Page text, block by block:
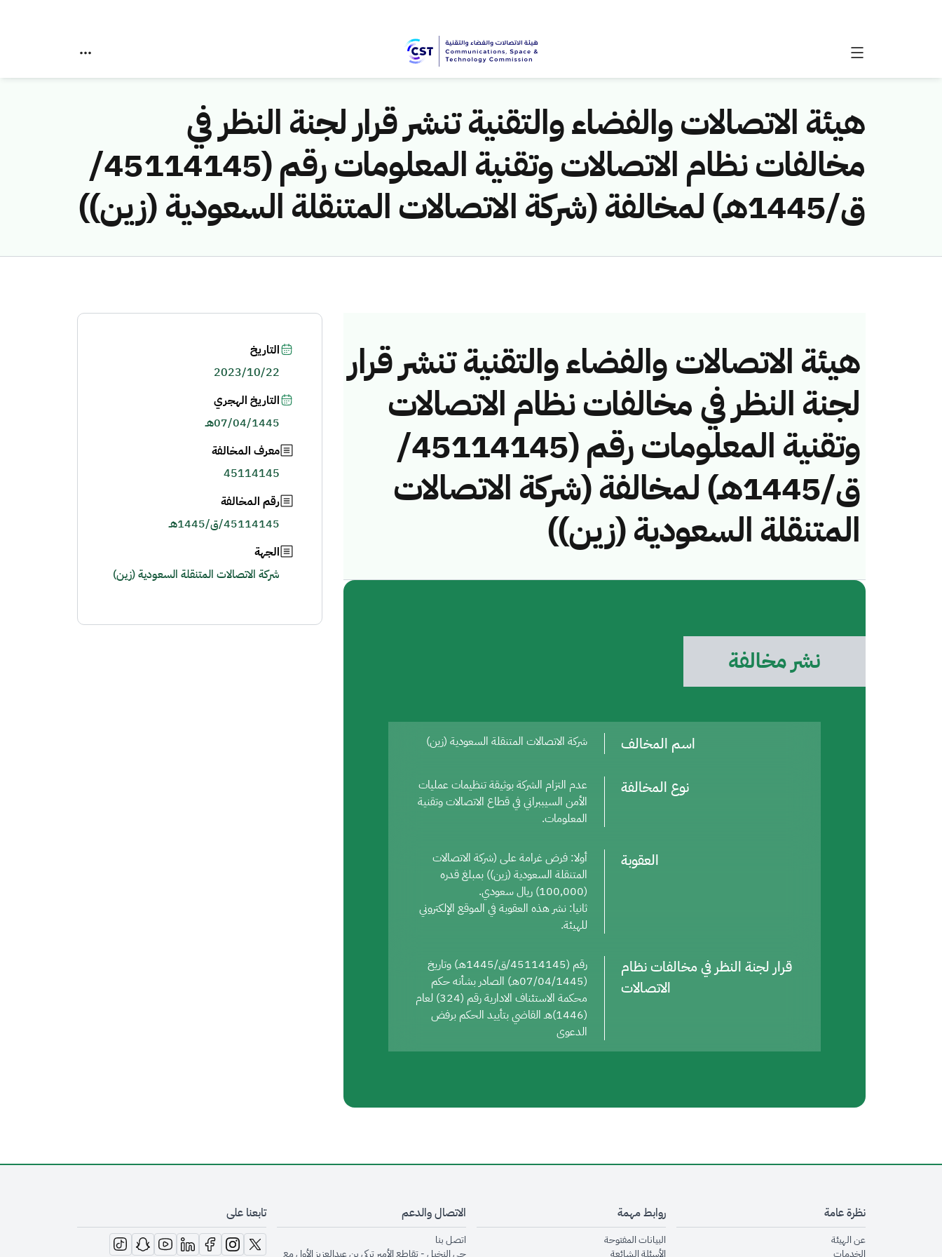
هيئة الاتصالات والفضاء والتقنية تنشر قرار لجنة النظر في
مخالفات نظام الاتصالات وتقنية المعلومات رقم (45114145/
ق/1445هـ) لمخالفة (شركة الاتصالات المتنقلة السعودية (زين))
هيئة الاتصالات والفضاء والتقنية تنشر قرار
لجنة النظر في مخالفات نظام الاتصالات
وتقنية المعلومات رقم (45114145/
ق/1445هـ) لمخالفة (شركة الاتصالات
المتنقلة السعودية (زين))
نشر مخالفة
اسم المخالف شركة الاتصالات المتنقلة السعودية (زين)
نوع المخالفة
عدم التزام الشركة بوثيقة تنظيمات عمليات
الأمن السيببراني في قطاع الاتصالات وتقنية
المعلومات.
العقوبة
أولا: فرض غرامة على (شركة الاتصالات
المتنقلة السعودية (زين)) بمبلغ قدره
(100,000) ريال سعودي.
ثانيا: نشر هذه العقوبة في الموقع الإلكتروني
للهيئة.
قرار لجنة النظر في مخالفات نظام
الاتصالات
رقم (45114145/ق/1445هـ) وتاريخ
(07/04/1445هـ) الصادر بشأنه حكم
محكمة الاستئناف الادارية رقم (324) لعام
(1446)هـ القاضي بتأييد الحكم برفض
الدعوى
التاريخ
2023/10/22
التاريخ الهجري
07/04/1445هـ
معرف المخالفة
45114145
رقم المخالفة
45114145/ق/1445هـ
الجهة
شركة الاتصالات المتنقلة السعودية (زين)
نظرة عامة
عن الهيئةopens in new window
الخدماتopens in new window
روابط مهمة
البيانات المفتوحةopens in new window
الأسئلة الشائعةopens in new window
الاتصال والدعم
اتصل بنا
حي النخيل - تقاطع الأمير تركي بن عبدالعزيز الأول مع
تابعنا على
opens in new window
opens in new window
opens in new window
opens in new window
opens in new window
opens in new window
opens in new window